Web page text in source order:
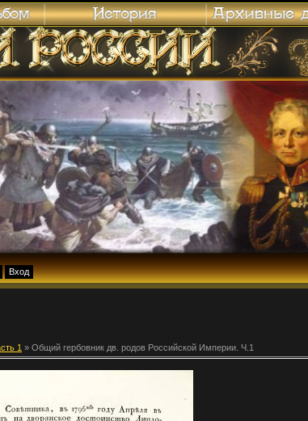
Вход
1 » Общий гербовник дв. родов Российской Империи. Ч.1